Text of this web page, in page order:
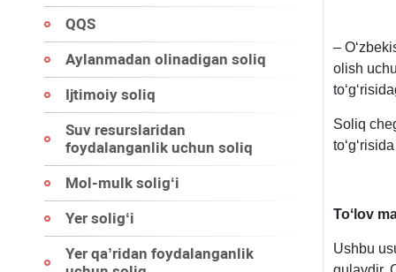
QQS
Aylanmadan olinadigan soliq
Ijtimoiy soliq
Suv resurslaridan
foydalanganlik uchun soliq
Mol-mulk soligʻi
Yer soligʻi
Yer qa’ridan foydalanganlik
–
olish
Soliq
Toʻlov
Ushbu